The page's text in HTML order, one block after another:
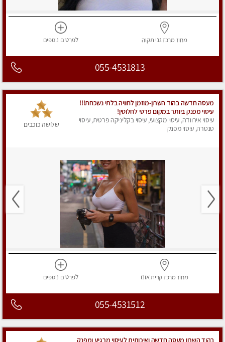
מחוז מרכז גני תקוה לפרטים נוספים
055-4531813
מעסה חדשה בהוד השרון-מוזמן לחוויה בלתי נשכחת!!!
עיסוי מפנק ביותר במקום פרטי לחלוטין!
עיסוי אירוודה, עיסוי מקצועי, עיסוי בקליניקה פרטית, עיסוי
טנטרה, עיסוי מפנק
שלושה כוכבים
מחוז מרכז קרית אונו לפרטים נוספים
055-4531512
בהוד השרון מעסה חדשה ואיכותית לעיסוי מרגיע ומפנק